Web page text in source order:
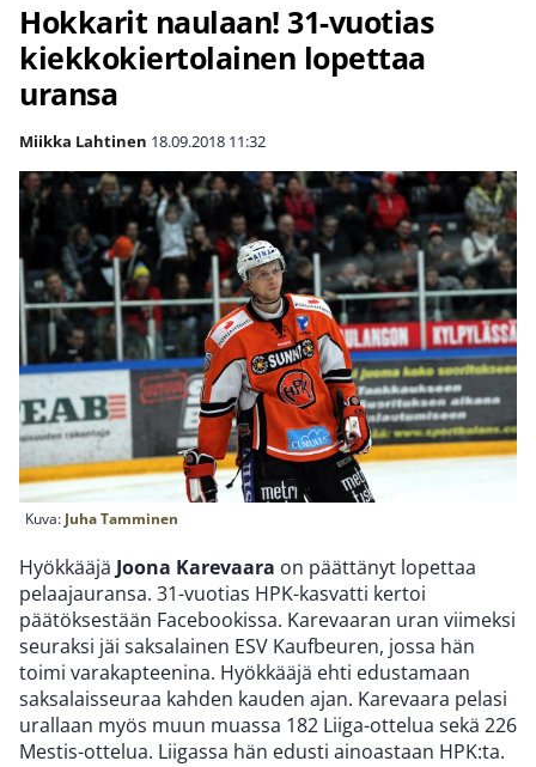
Hokkarit naulaan! 31-vuotias
kiekkokiertolainen lopettaa
uransa
Miikka Lahtinen 18.09.2018 11:32
Kuva: Juha Tamminen
Hyökkääjä Joona Karevaara on päättänyt lopettaa
pelaajauransa. 31-vuotias HPK-kasvatti kertoi
päätöksestään Facebookissa. Karevaaran uran viimeksi
seuraksi jäi saksalainen ESV Kaufbeuren, jossa hän
toimi varakapteenina. Hyökkääjä ehti edustamaan
saksalaisseuraa kahden kauden ajan. Karevaara pelasi
urallaan myös muun muassa 182 Liiga-ottelua sekä 226
Mestis-ottelua. Liigassa hän edusti ainoastaan HPK:ta.